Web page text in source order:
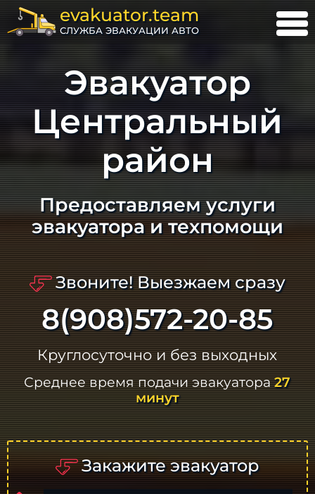
evakuator.team
СЛУЖБА ЭВАКУАЦИИ АВТО
Эвакуатор
Центральный
район
Предоставляем услуги
эвакуатора и техпомощи
Звоните! Выезжаем сразу
8(908)572-20-85
Круглосуточно и без выходных
Среднее время подачи эвакуатора27
минут
Закажите эвакуатор